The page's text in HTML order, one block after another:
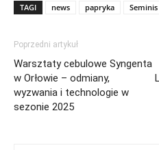
TAGI news papryka Seminis
Poprzedni artykuł
Warsztaty cebulowe Syngenta
w Orłowie – odmiany,
wyzwania i technologie w
sezonie 2025